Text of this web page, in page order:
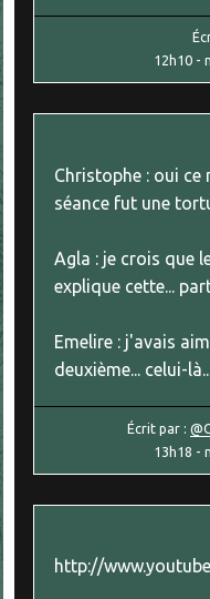
12h10-
Christophe : oui ce
séance fut une
Agla : je crois que
explique cette...
Emelire : j'avais
deuxième... celui-
Écrit par :
13h18 -
http://